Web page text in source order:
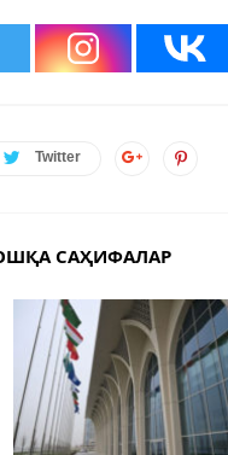
Twitter
САҲИФАЛАР